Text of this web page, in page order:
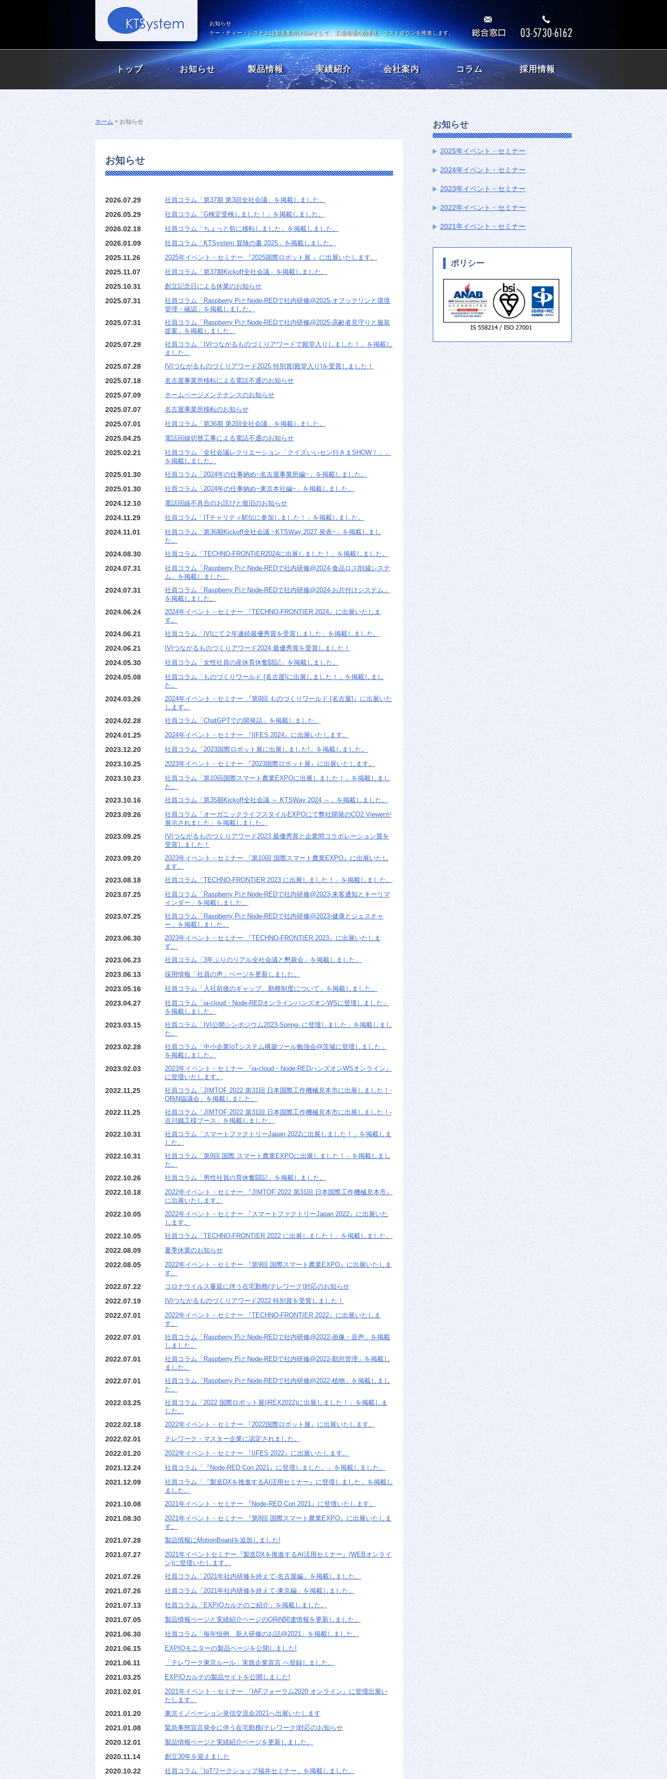
お知らせ
ケー・ティー・システムは製造業向けSIerとして、工場現場の効率化・コストダウンを推進します。
トップ お知らせ 製品情報 実績紹介 会社案内 コラム 採用情報
ホーム > お知らせ
お知らせ
2026.07.29 社員コラム「第37期 第3回全社会議」を掲載しました。
2026.05.29 社員コラム「G検定受検しました！」を掲載しました。
2026.02.18 社員コラム「ちょっと前に移転しました」を掲載しました。
2026.01.09 社員コラム「KTSystem 冒険の書 2025」を掲載しました。
2025.11.26 2025年イベント・セミナー 『2025国際ロボット展 』に出展いたします。
2025.11.07 社員コラム「第37期Kickoff全社会議」を掲載しました。
2025.10.31 創立記念日による休業のお知らせ
2025.07.31
社員コラム「Raspberry PiとNode-REDで社内研修@2025-オフックリンと環境
管理・確認」を掲載しました。
2025.07.31
社員コラム「Raspberry PiとNode-REDで社内研修@2025-高齢者見守りと服装
提案」を掲載しました。
2025.07.29
社員コラム「IVIつながるものづくりアワードで殿堂入りしました！」を掲載し
ました。
2025.07.28 IVIつながるものづくりアワード2025 特別賞(殿堂入り)を受賞しました！
2025.07.18 名古屋事業所移転による電話不通のお知らせ
2025.07.09 ホームページメンテナンスのお知らせ
2025.07.07 名古屋事業所移転のお知らせ
2025.07.01 社員コラム「第36期 第2回全社会議」を掲載しました。
2025.04.25 電話回線切替工事による電話不通のお知らせ
2025.02.21
社員コラム「全社会議レクリエーション「クイズいいセン行きまSHOW！」」
を掲載しました。
2025.01.30 社員コラム「2024年の仕事納め~名古屋事業所編~」を掲載しました。
2025.01.30 社員コラム「2024年の仕事納め~東京本社編~」を掲載しました。
2024.12.10 電話回線不具合のお詫びと復旧のお知らせ
2024.11.29 社員コラム「ITチャリティ駅伝に参加しました！」を掲載しました。
2024.11.01
社員コラム「第36期Kickoff全社会議 ~KTSWay 2027 発表~」を掲載しまし
た。
2024.08.30 社員コラム「TECHNO-FRONTIER2024に出展しました！」を掲載しました。
2024.07.31
社員コラム「Raspberry PiとNode-REDで社内研修@2024-食品ロス削減システ
ム」を掲載しました。
2024.07.31
社員コラム「Raspberry PiとNode-REDで社内研修@2024-お片付けシステム」
を掲載しました。
2024.06.24
2024年イベント・セミナー 『TECHNO-FRONTIER 2024』に出展いたしま
す。
2024.06.21 社員コラム「IVIにて２年連続最優秀賞を受賞しました」を掲載しました。
2024.06.21 IVIつながるものづくりアワード2024 最優秀賞を受賞しました！
2024.05.30 社員コラム「女性社員の産休育休奮闘記」を掲載しました。
2024.05.08
社員コラム「ものづくりワールド [名古屋]に出展しました！」を掲載しまし
た。
2024.03.26
2024年イベント・セミナー 『第9回 ものづくりワールド [名古屋]』に出展いた
します。
2024.02.28 社員コラム「ChatGPTでの開発話」を掲載しました。
2024.01.25 2024年イベント・セミナー 『IIFES 2024』に出展いたします。
2023.12.20 社員コラム「2023国際ロボット展に出展しました!」を掲載しました。
2023.10.25 2023年イベント・セミナー 『2023国際ロボット展』に出展いたします。
2023.10.23
社員コラム「第10回国際スマート農業EXPOに出展しました！」を掲載しまし
た。
2023.10.16 社員コラム「第35期Kickoff全社会議 ～ KTSWay 2024 ～」を掲載しました。
2023.09.26
社員コラム「オーガニックライフスタイルEXPOにて弊社開発のCO2 Viewerが
展示されました」を掲載しました。
2023.09.25
IVIつながるものづくりアワード2023 最優秀賞と企業間コラボレーション賞を
受賞しました！
2023.09.20
2023年イベント・セミナー 『第10回 国際スマート農業EXPO』に出展いたし
ます。
2023.08.18 社員コラム「TECHNO-FRONTIER 2023 に出展しました！」を掲載しました。
2023.07.25
社員コラム「Raspberry PiとNode-REDで社内研修@2023-来客通知とキーリマ
インダー」を掲載しました。
2023.07.25
社員コラム「Raspberry PiとNode-REDで社内研修@2023-健康とジェスチャ
ー」を掲載しました。
2023.06.30
2023年イベント・セミナー 『TECHNO-FRONTIER 2023』に出展いたしま
す。
2023.06.23 社員コラム「3年ぶりのリアル全社会議と懇親会」を掲載しました。
2023.06.13 採用情報「社員の声」ページを更新しました。
2023.05.16 社員コラム「入社前後のギャップ、勤務制度について」を掲載しました。
2023.04.27
社員コラム「ia-cloud・Node-REDオンラインハンズオンWSに登壇しました」
を掲載しました。
2023.03.15
社員コラム「IVI公開シンポジウム2023-Spring- に登壇しました」を掲載しまし
た。
2023.02.28
社員コラム「中小企業IoTシステム構築ツール勉強会@茨城に登壇しました」
を掲載しました。
2023.02.03
2023年イベント・セミナー 『ia-cloud・Node-REDハンズオンWSオンライン』
に登壇いたします。
2022.11.25
社員コラム「JIMTOF 2022 第31回 日本国際工作機械見本市に出展しました！-
ORiN協議会」を掲載しました。
2022.11.25
社員コラム「JIMTOF 2022 第31回 日本国際工作機械見本市に出展しました！-
吉川鐵工様ブース」を掲載しました。
2022.10.31
社員コラム「スマートファクトリーJapan 2022に出展しました！」を掲載しま
した。
2022.10.31
社員コラム「第9回 国際 スマート農業EXPOに出展しました！」を掲載しまし
た。
2022.10.26 社員コラム「男性社員の育休奮闘記」を掲載しました。
2022.10.18
2022年イベント・セミナー 『JIMTOF 2022 第31回 日本国際工作機械見本市』
に出展いたします。
2022.10.05
2022年イベント・セミナー 『スマートファクトリーJapan 2022』に出展いた
します。
2022.10.05 社員コラム「TECHNO-FRONTIER 2022 に出展しました！」を掲載しました。
2022.08.09 夏季休業のお知らせ
2022.08.05
2022年イベント・セミナー 『第9回 国際スマート農業EXPO』に出展いたしま
す。
2022.07.22 コロナウイルス蔓延に伴う在宅勤務(テレワーク)対応のお知らせ
2022.07.19 IVIつながるものづくりアワード2022 特別賞を受賞しました！
2022.07.01
2022年イベント・セミナー 『TECHNO-FRONTIER 2022』に出展いたしま
す。
2022.07.01
社員コラム「Raspberry PiとNode-REDで社内研修@2022-画像・音声」を掲載
しました。
2022.07.01
社員コラム「Raspberry PiとNode-REDで社内研修@2022-勤怠管理」を掲載し
ました。
2022.07.01
社員コラム「Raspberry PiとNode-REDで社内研修@2022-植物」を掲載しまし
た。
2022.03.25
社員コラム「2022 国際ロボット展(iREX2022)に出展しました！」を掲載しま
した。
2022.02.18 2022年イベント・セミナー 『2022国際ロボット展』に出展いたします。
2022.02.01 テレワーク・マスター企業に認定されました。
2022.01.20 2022年イベント・セミナー 『IIFES 2022』に出展いたします。
2021.12.24 社員コラム「『Node-RED Con 2021』に登壇しました。」を掲載しました。
2021.12.09
社員コラム「『製造DXを推進するAI活用セミナー』に登壇しました」を掲載し
ました。
2021.10.08 2021年イベント・セミナー 『Node-RED Con 2021』に登壇いたします。
2021.08.30
2021年イベント・セミナー 『第8回 国際スマート農業EXPO』に出展いたしま
す。
2021.07.28 製品情報にMotionBoardを追加しました!
2021.07.27
2021年イベントセミナー『製造DXを推進するAI活用セミナー』(WEBオンライ
ン)に登壇いたします。
2021.07.26 社員コラム「2021年社内研修を終えて-名古屋編」を掲載しました。
2021.07.26 社員コラム「2021年社内研修を終えて-東京編」を掲載しました。
2021.07.13 社員コラム「EXPIOカルテのご紹介」を掲載しました。
2021.07.05 製品情報ページと実績紹介ページのORiN関連情報を更新しました。
2021.06.30 社員コラム「毎年恒例、新人研修のお話@2021」を掲載しました。
2021.06.15 EXPIOモニターの製品ページを公開しました!
2021.06.11 「テレワーク東京ルール」実践企業宣言 へ登録しました。
2021.03.25 EXPIOカルテの製品サイトを公開しました!
2021.02.01
2021年イベント・セミナー 『IAFフォーラム2020 オンライン』に登壇出展い
たします。
2021.01.20 東京イノベーション発信交流会2021へ出展いたします
2021.01.08 緊急事態宣言発令に伴う在宅勤務(テレワーク)対応のお知らせ
2020.12.01 製品情報ページと実績紹介ページを更新しました。
2020.11.14 創立30年を迎えました
2020.10.22 社員コラム「IoTワークショップ福井セミナー」を掲載しました。
お知らせ
2025年イベント・セミナー
2024年イベント・セミナー
2023年イベント・セミナー
2022年イベント・セミナー
2021年イベント・セミナー
ポリシー